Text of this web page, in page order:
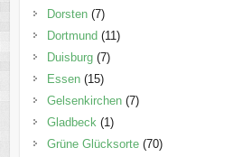
Dorsten(7)
Dortmund (11)
Duisburg(7)
Essen(15)
Gelsenkirchen(7)
Gladbeck (1)
Grüne Glücksorte(70)